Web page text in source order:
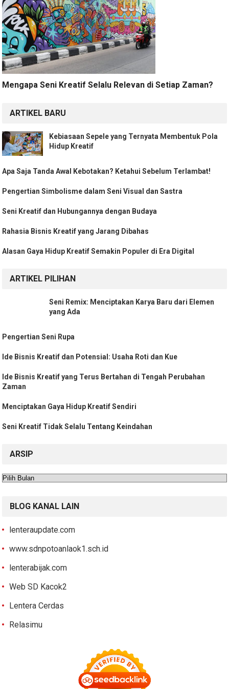
Mengapa Seni Kreatif Selalu Relevan di Setiap Zaman?
ARTIKEL BARU
Kebiasaan Sepele yang Ternyata Membentuk Pola
Hidup Kreatif
Apa Saja Tanda Awal Kebotakan? Ketahui Sebelum Terlambat!
Pengertian Simbolisme dalam Seni Visual dan Sastra
Seni Kreatif dan Hubungannya dengan Budaya
Rahasia Bisnis Kreatif yang Jarang Dibahas
Alasan Gaya Hidup Kreatif Semakin Populer di Era Digital
ARTIKEL PILIHAN
Seni Remix: Menciptakan Karya Baru dari Elemen
yang Ada
Pengertian Seni Rupa
Ide Bisnis Kreatif dan Potensial: Usaha Roti dan Kue
Ide Bisnis Kreatif yang Terus Bertahan di Tengah Perubahan
Zaman
Menciptakan Gaya Hidup Kreatif Sendiri
Seni Kreatif Tidak Selalu Tentang Keindahan
ARSIP
Arsip
BLOG KANAL LAIN
lenteraupdate.com
www.sdnpotoanlaok1.sch.id
lenterabijak.com
Web SD Kacok2
Lentera Cerdas
Relasimu